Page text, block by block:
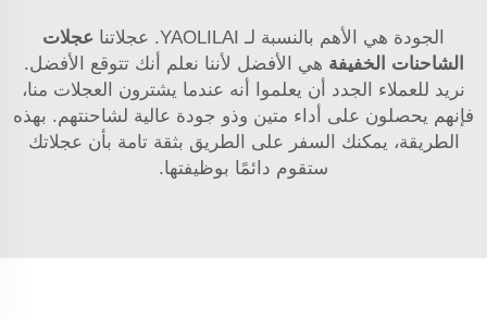
الجودة هي الأهم بالنسبة لـ YAOLILAI. عجلاتنا
عجلات
الشاحنات الخفيفة هي الأفضل لأننا نعلم أنك تتوقع الأفضل.
نريد للعملاء الجدد أن يعلموا أنه عندما يشترون العجلات منا،
فإنهم يحصلون على أداء متين وذو جودة عالية لشاحنتهم. بهذه
الطريقة، يمكنك السفر على الطريق بثقة تامة بأن عجلاتك
ستقوم دائمًا بوظيفتها.